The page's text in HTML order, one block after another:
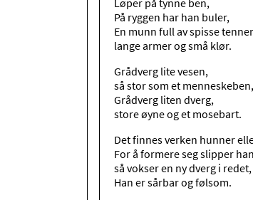
Løper på tynne ben,
På ryggen har han buler,
En munn full av spisse
lange armer og små klør.
Grådverg lite vesen,
så stor som et menneskeben,
Grådverg liten dverg,
store øyne og et mosebart.
Det finnes verken hunner
For å formere seg slipper
så vokser en ny dverg i redet,
Han er sårbar og følsom.